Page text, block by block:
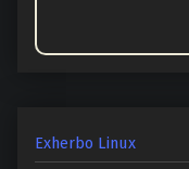
Exherbo Linux